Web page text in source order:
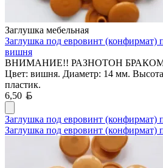
Заглушка мебельная
Заглушка под евровинт (конфирмат)
вишня
ВНИМАНИЕ!! РАЗНОТОН
Цвет: вишня. Диаметр: 14 мм.
пластик.
6,50
Заглушка под евровинт (конфирмат)
Заглушка под евровинт (конфирмат)